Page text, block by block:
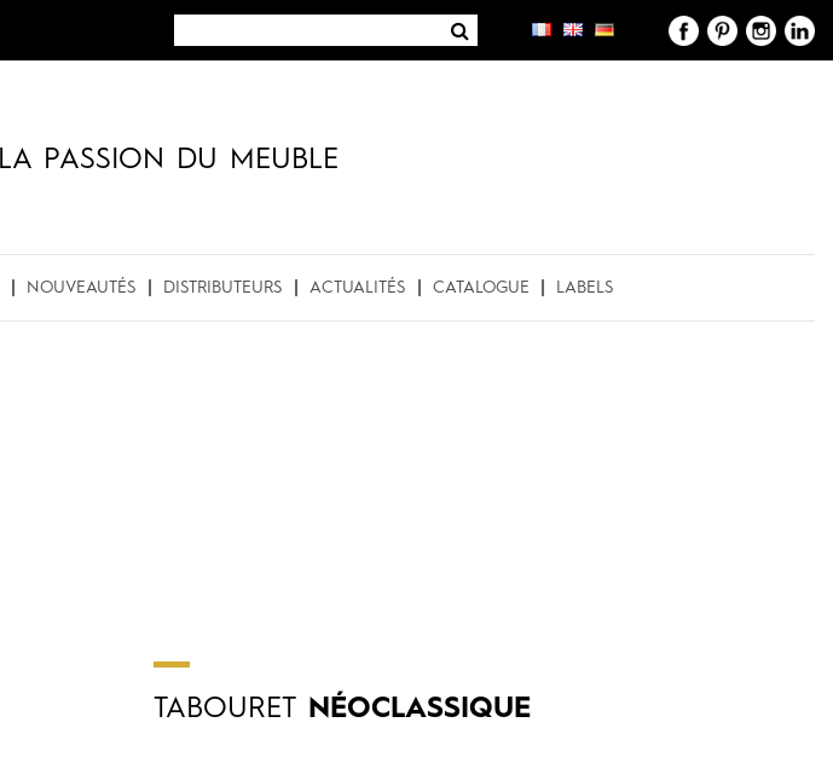
LA PASSION DU MEUBLE
NOUVEAUTÉS DISTRIBUTEURS ACTUALITÉS CATALOGUE LABELS
TABOURET NÉOCLASSIQUE